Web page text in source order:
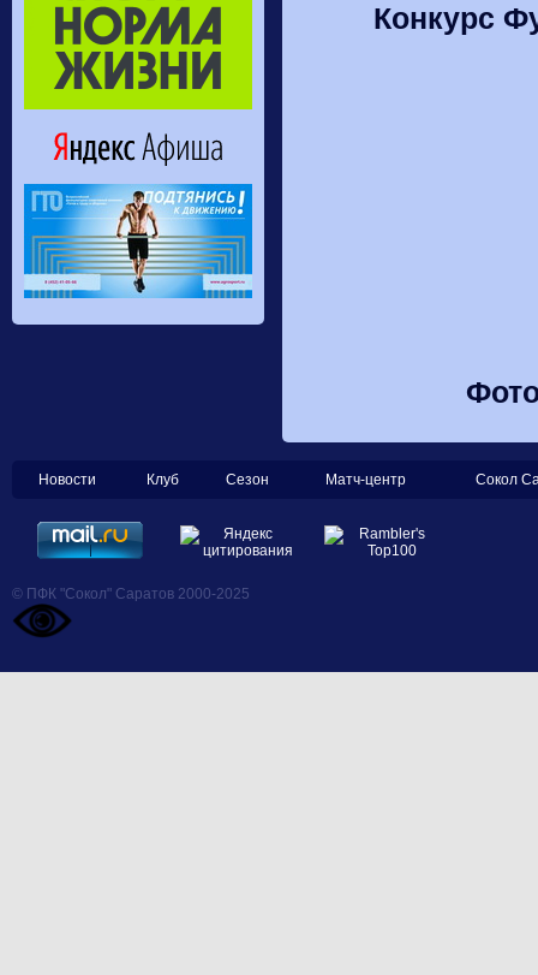
Конкурс
Новости Клуб Сезон Матч-центр Сокол
© ПФК "Сокол" Саратов 2000-2025